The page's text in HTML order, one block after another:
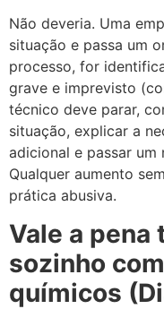
Não deveria. Uma
situação e passa um
processo, for
grave e imprevisto
técnico deve parar,
situação, explicar a
adicional e passar
Qualquer aumento
prática abusiva.
Vale a
sozinho
químicos